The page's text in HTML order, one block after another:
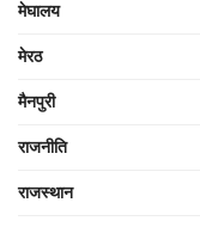
मेघालय
मेरठ
मैनपुरी
राजनीति
राजस्थान